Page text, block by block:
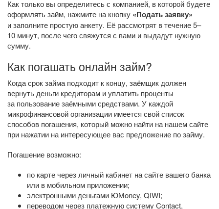
Как только вы определитесь с компанией, в которой будете
оформлять займ, нажмите на кнопку «Подать заявку»
и заполните простую анкету. Её рассмотрят в течение 5–
10 минут, после чего свяжутся с вами и выдадут нужную
сумму.
Как погашать онлайн займ?
Когда срок займа подходит к концу, заёмщик должен
вернуть деньги кредиторам и уплатить проценты
за пользование заёмными средствами. У каждой
микрофинансовой организации имеется свой список
способов погашения, который можно найти на нашем сайте
при нажатии на интересующее вас предложение по займу.
Погашение возможно:
по карте через личный кабинет на сайте вашего банка
или в мобильном приложении;
электронными деньгами ЮMoney, QIWI;
переводом через платежную систему Contact,